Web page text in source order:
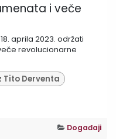
i veče
aprila 2023. održati
revolucionarne
Tito Derventa
Događaji